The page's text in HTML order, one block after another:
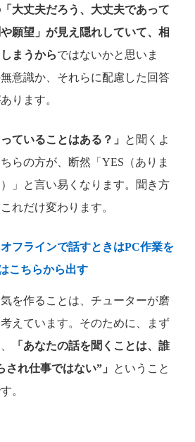
大丈夫だろう、大丈夫であって
願望」が見え隠れしていて、相
まうからではないかと思いま
意識か、それらに配慮した回答
ります。
っていることはある？」
と聞くよ
らの方が、断然「YES（ありま
」と言い易くなります。聞き方
れだけ変わります。
フラインで話すときはPC作業を
こちらから出す
を作ることは、チューターが磨
えています。そのために、まず
「あなたの話を聞くことは、誰
れ仕事ではない”」
ということ
。